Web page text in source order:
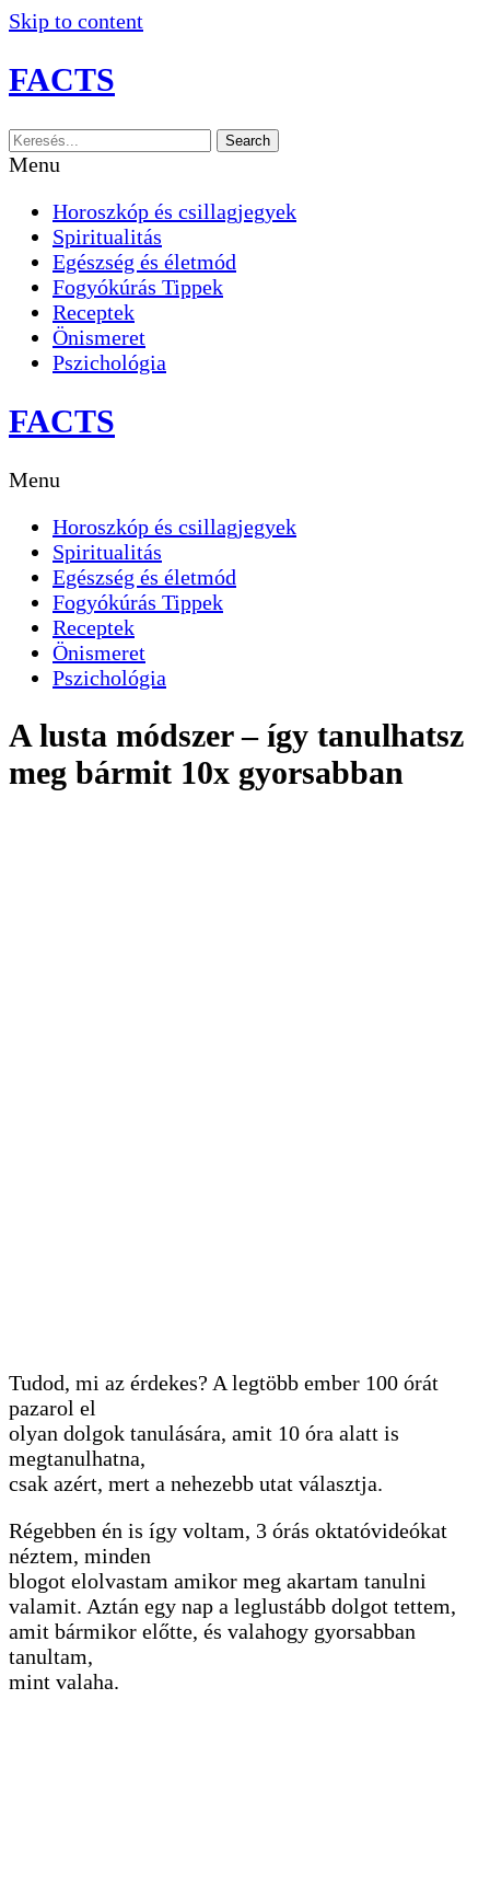
Skip to content
FACTS
Search
Menu
Horoszkóp és csillagjegyek
Spiritualitás
Egészség és életmód
Fogyókúrás Tippek
Receptek
Önismeret
Pszichológia
FACTS
Menu
Horoszkóp és csillagjegyek
Spiritualitás
Egészség és életmód
Fogyókúrás Tippek
Receptek
Önismeret
Pszichológia
A lusta módszer – így tanulhatsz
meg bármit 10x gyorsabban
Tudod, mi az érdekes? A legtöbb ember 100 órát
pazarol el
olyan dolgok tanulására, amit 10 óra alatt is
megtanulhatna,
csak azért, mert a nehezebb utat választja.
Régebben én is így voltam, 3 órás oktatóvideókat
néztem, minden
blogot elolvastam amikor meg akartam tanulni
valamit. Aztán egy nap a leglustább dolgot tettem,
amit bármikor előtte, és valahogy gyorsabban
tanultam,
mint valaha.